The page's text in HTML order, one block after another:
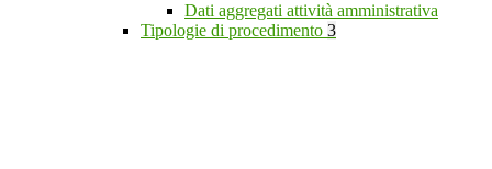
Dati aggregati attività amministrativa
Tipologie di procedimento 3